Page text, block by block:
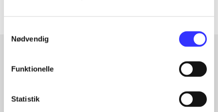
Nødvendig
Funktionelle
Statistik
Artikler med samme emner